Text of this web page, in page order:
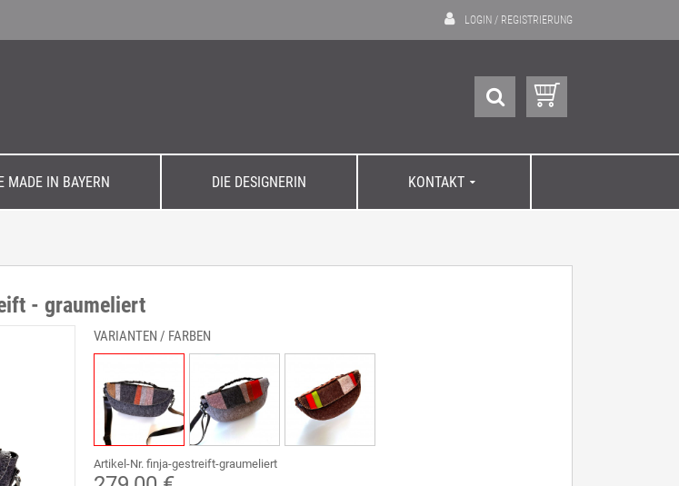
LOGIN / REGISTRIERUNG
Kollektion
MADE IN BAYERN DIE DESIGNERIN KONTAKT
- graumeliert
VARIANTEN / FARBEN
Artikel-Nr. finja-gestreift-graumeliert